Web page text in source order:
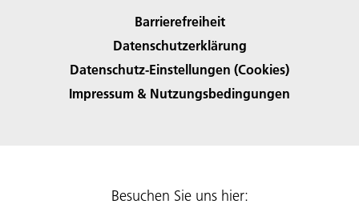
Barrierefreiheit
Datenschutzerklärung
Datenschutz-Einstellungen (Cookies)
Impressum & Nutzungsbedingungen
Besuchen Sie uns hier: